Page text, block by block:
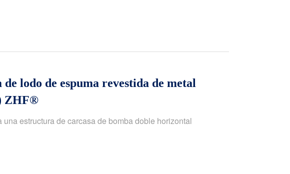
de lodo de espuma revestida de metal
ZHF®
una estructura de carcasa de bomba doble horizontal